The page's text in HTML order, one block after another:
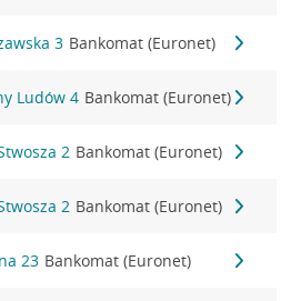
3 Bankomat (Euronet)
Ludów 4 Bankomat (Euronet)
2 Bankomat (Euronet)
2 Bankomat (Euronet)
23 Bankomat (Euronet)